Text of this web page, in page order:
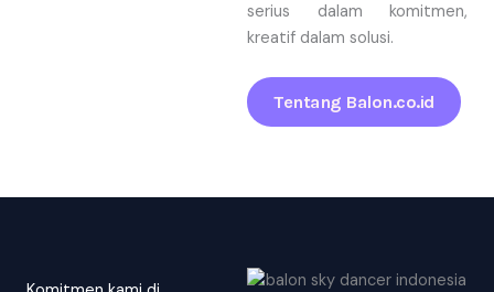
serius dalam komitmen,
kreatif dalam solusi.
Tentang Balon.co.id